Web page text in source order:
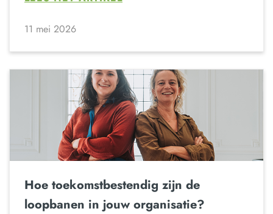
11 mei 2026
Hoe toekomstbestendig zijn de
loopbanen in jouw organisatie?